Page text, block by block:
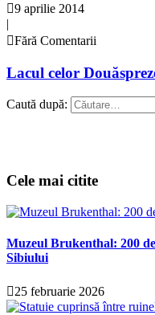
9 aprilie 2014
|
Fără Comentarii
Lacul celor
Caută după:
Cele mai citite
Muzeul Brukenthal: 200
Sibiului
25 februarie 2026